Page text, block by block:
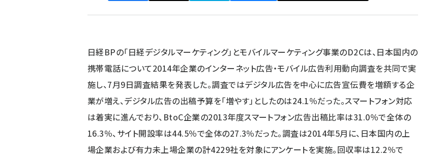
日経BPの「日経デジタルマーケティング」とモバイルマーケティング事業のD2Cは、日本国内の
携帯電話について2014年企業のインターネット広告・モバイル広告利用動向調査を共同で実
施し、7月9日調査結果を発表した。調査ではデジタル広告を中心に広告宣伝費を増額する企
業が増え、デジタル広告の出稿予算を「増やす」としたのは24.1％だった。スマートフォン対応
は着実に進んでおり、BtoC企業の2013年度スマートフォン広告出稿比率は31.0％で全体の
16.3％、サイト開設率は44.5％で全体の27.3％だった。調査は2014年5月に、日本国内の上
場企業および有力未上場企業の計4229社を対象にアンケートを実施。回収率は12.2％で